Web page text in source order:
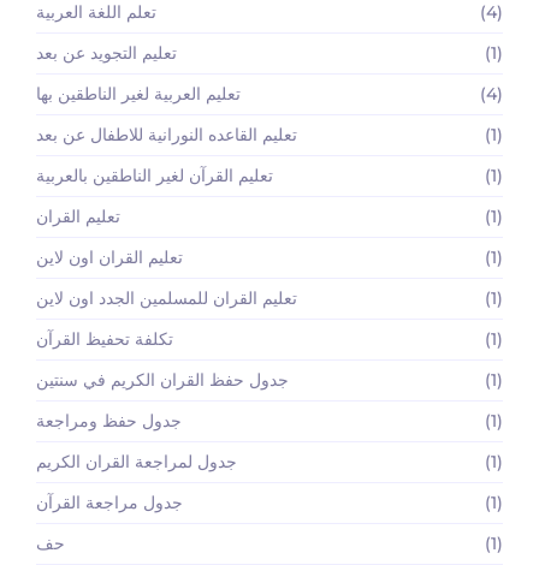
تعلم اللغة العربية
(4)
تعليم التجويد عن بعد
(1)
تعليم العربية لغير الناطقين بها
(4)
تعليم القاعده النورانية للاطفال عن بعد
(1)
تعليم القرآن لغير الناطقين بالعربية
(1)
تعليم القران
(1)
تعليم القران اون لاين
(1)
تعليم القران للمسلمين الجدد اون لاين
(1)
تكلفة تحفيظ القرآن
(1)
جدول حفظ القران الكريم في سنتين
(1)
جدول حفظ ومراجعة
(1)
جدول لمراجعة القران الكريم
(1)
جدول مراجعة القرآن
(1)
حف
(1)